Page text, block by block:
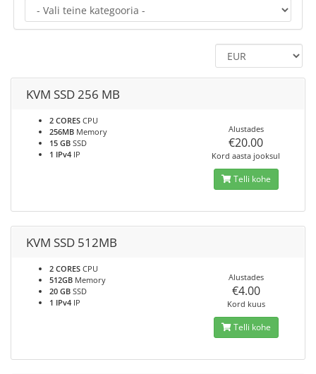
KVM SSD 256 MB
2 CORES CPU
256MB Memory
15 GB SSD
1 IPv4 IP
Alustades
€20.00
Kord aasta jooksul
Telli kohe
KVM SSD 512MB
2 CORES CPU
512GB Memory
20 GB SSD
1 IPv4 IP
Alustades
€4.00
Kord kuus
Telli kohe